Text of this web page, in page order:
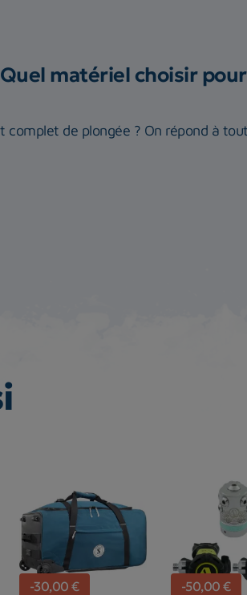
matériel choisir pour
complet de plongée ? On répond à
-30,00 € -50,00 €